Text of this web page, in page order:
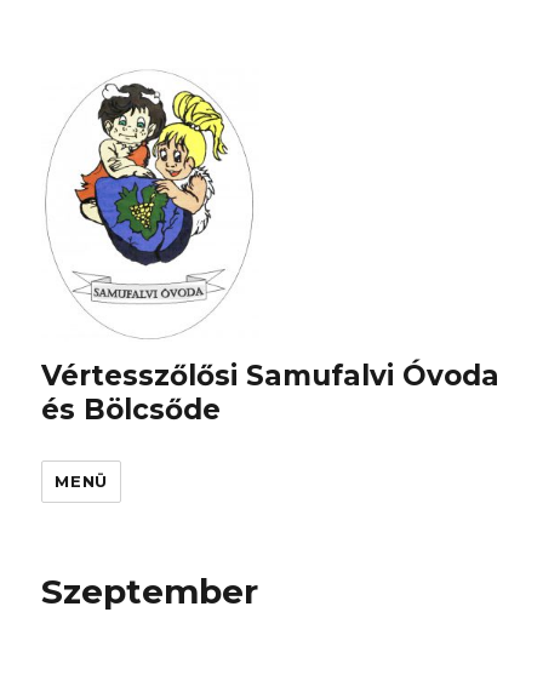
Vértesszőlősi Samufalvi Óvoda
és Bölcsőde
MENÜ
Szeptember